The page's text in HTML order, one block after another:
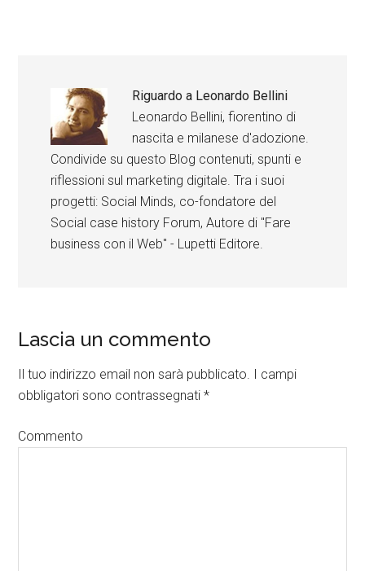
Riguardo a Leonardo Bellini
Leonardo Bellini, fiorentino di
nascita e milanese d'adozione.
Condivide su questo Blog contenuti, spunti e
riflessioni sul marketing digitale. Tra i suoi
progetti: Social Minds, co-fondatore del
Social case history Forum, Autore di "Fare
business con il Web" - Lupetti Editore.
Lascia un commento
Il tuo indirizzo email non sarà pubblicato. I campi
obbligatori sono contrassegnati*
Commento